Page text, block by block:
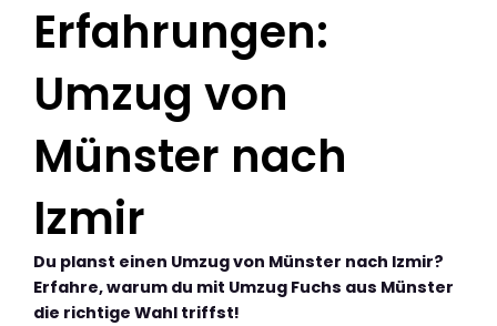
Erfahrungen:
Umzug von
Münster nach
Izmir
Du planst einen Umzug von Münster nach Izmir?
Erfahre, warum du mit Umzug Fuchs aus Münster
die richtige Wahl triffst!